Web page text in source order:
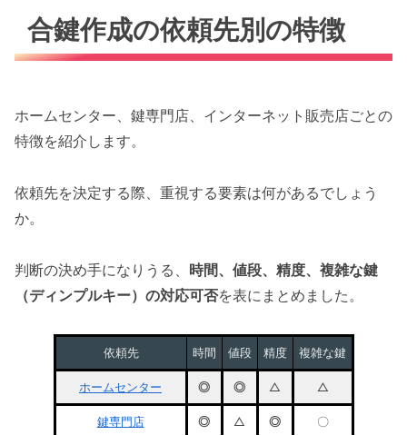
合鍵作成の依頼先別の特徴
ホームセンター、鍵専門店、インターネット販売店ごとの
特徴を紹介します。
依頼先を決定する際、重視する要素は何があるでしょう
か。
判断の決め手になりうる、 時間、値段、精度、複雑な鍵
（ディンプルキー）の対応可否を表にまとめました。
依頼先 時間 値段 精度 複雑な鍵
ホームセンター ◎ ◎ △ △
鍵専門店 ◎ △ ◎ 〇